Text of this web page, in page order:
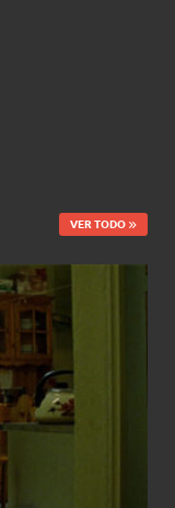
VER TODO